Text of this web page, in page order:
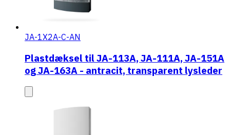
JA-1X2A-C-AN
Plastdæksel til JA-113A, JA-111A, JA-151A
og JA-163A - antracit, transparent lysleder